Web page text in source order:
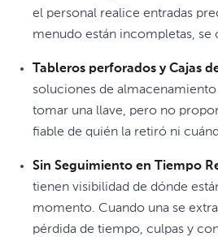
el personal realice entradas
menudo están incompletas, se
Tableros perforados y Cajas
soluciones de
tomar una llave, pero no
fiable de quién la retiró ni
Sin Seguimiento en Tiempo
tienen visibilidad de dónde
momento. Cuando una se
pérdida de tiempo, culpas y